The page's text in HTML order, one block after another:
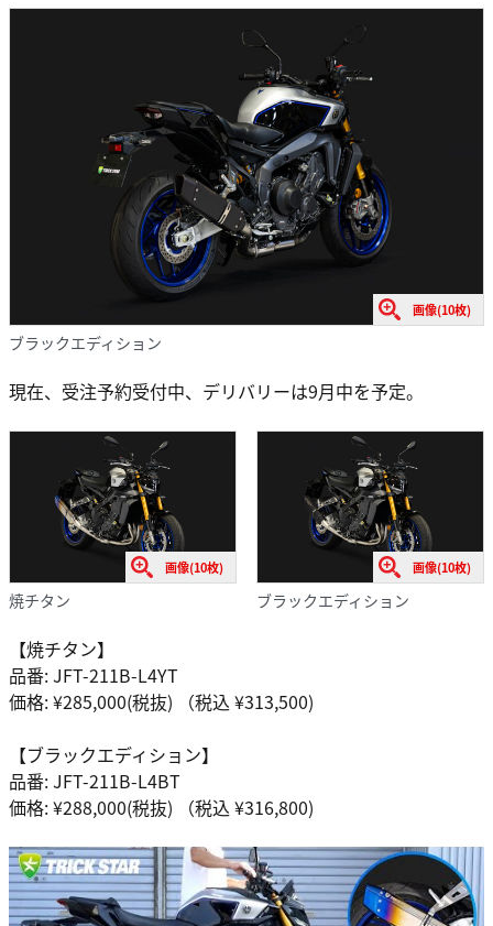
画像(10枚)
ブラックエディション
現在、受注予約受付中、デリバリーは9月中を予定。
画像(10枚)
焼チタン
画像(10枚)
ブラックエディション
【焼チタン】
品番: JFT-211B-L4YT
価格: ¥285,000(税抜) （税込 ¥313,500)
【ブラックエディション】
品番: JFT-211B-L4BT
価格: ¥288,000(税抜) （税込 ¥316,800)